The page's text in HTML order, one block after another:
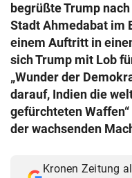
begrüßte Trump
Stadt Ahmedabat im
einem Auftritt in
sich Trump mit Lob
„Wunder der
darauf, Indien die
gefürchteten
der wachsenden
Kronen Zeitung